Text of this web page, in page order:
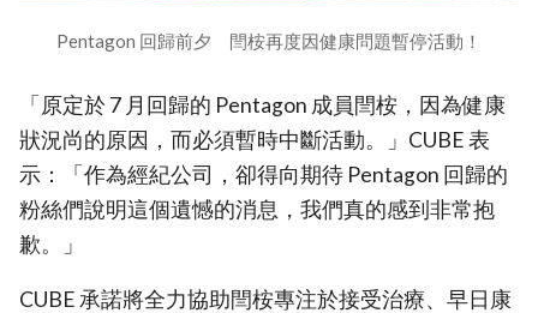
Pentagon 回歸前夕 閆桉再度因健康問題暫停活動！
「原定於 7 月回歸的 Pentagon 成員閆桉，因為健康
狀況尚的原因，而必須暫時中斷活動。」CUBE 表
示：「作為經紀公司，卻得向期待 Pentagon 回歸的
粉絲們說明這個遺憾的消息，我們真的感到非常抱
歉。」
CUBE 承諾將全力協助閆桉專注於接受治療、早日康